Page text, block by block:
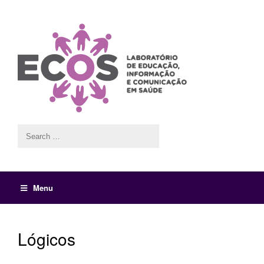
Menu
Lógicos